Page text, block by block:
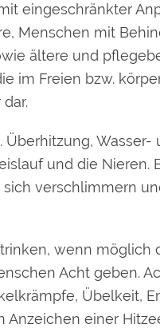
eingeschränkter
Menschen mit
ältere und
im Freien bzw.
Wasser-
und die Nieren.
verschlimmern
wenn möglich
Acht geben.
Übelkeit,
einer